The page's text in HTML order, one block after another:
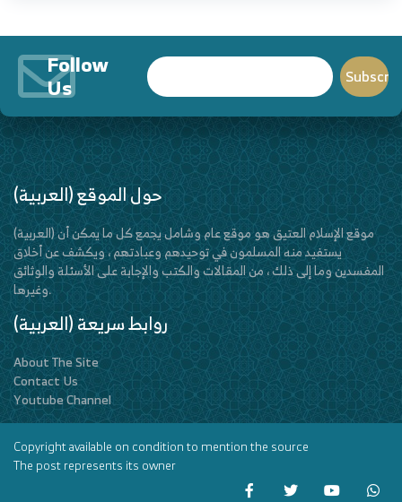
Follow
Us
(العربية) حول الموقع
(العربية) موقع الإسلام العتيق هو موقع عام وشامل يجمع كل ما يمكن أن
يستفيد منه المسلمون في توحيدهم وعبادتهم ، ويكشف عن أخلاق
المفسدين وما إلى ذلك ، من المقالات والكتب والإجابة على الأسئلة والوثائق
وغيرها.
(العربية) روابط سريعة
About The Site
Contact Us
Youtube Channel
Copyright available on condition to mention the source
The post represents its owner